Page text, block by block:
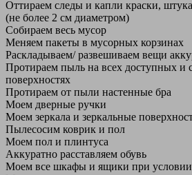
Оттираем следы и капли краски,
(не более 2 см диаметром)
Собираем весь мусор
Меняем пакеты в мусорных корзинах
Раскладываем/ развешиваем вещи
Протираем пыль на всех доступных и
поверхностях
Протираем от пыли настенные бра
Моем дверные ручки
Моем зеркала и зеркальные
Пылесосим коврик и пол
Моем пол и плинтуса
Аккуратно расставляем обувь
Моем все шкафы и ящики при